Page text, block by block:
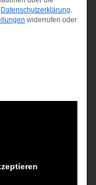
Datenschutzerklärung
widerrufen oder
die eine